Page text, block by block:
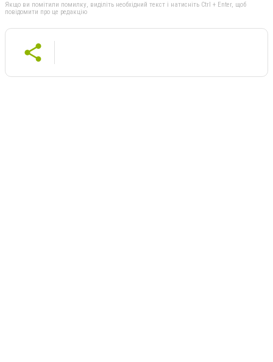
Якщо ви помітили помилку, виділіть необхідний текст і натисніть Ctrl + Enter, щоб
повідомити про це редакцію